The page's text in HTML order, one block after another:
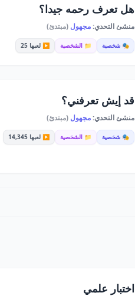
هل تعرف رحمه جيدا؟
منشئ التحدي:مجهول(مبتدئ)
🎭 شخصية 📁 الشخصية ▶️ لعبها 25
قد إيش تعرفني؟
منشئ التحدي:مجهول(مبتدئ)
🎭 شخصية 📁 الشخصية ▶️ لعبها 14,345
اختبار علمي